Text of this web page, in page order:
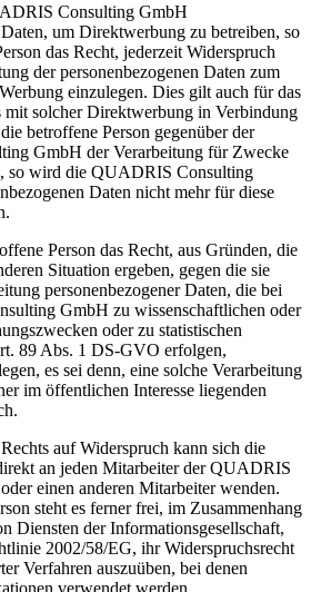
Consulting GmbH
um Direktwerbung zu betreiben, so
das Recht, jederzeit Widerspruch
der personenbezogenen Daten zum
einzulegen. Dies gilt auch für das
mit solcher Direktwerbung in Verbindung
betroffene Person gegenüber der
GmbH der Verarbeitung für Zwecke
so wird die QUADRIS Consulting
Daten nicht mehr für diese
Person das Recht, aus Gründen, die
Situation ergeben, gegen die sie
personenbezogener Daten, die bei
GmbH zu wissenschaftlichen oder
oder zu statistischen
89 Abs. 1 DS-GVO erfolgen,
es sei denn, eine solche Verarbeitung
im öffentlichen Interesse liegenden
auf Widerspruch kann sich die
an jeden Mitarbeiter der QUADRIS
einen anderen Mitarbeiter wenden.
steht es ferner frei, im Zusammenhang
Diensten der Informationsgesellschaft,
2002/58/EG, ihr Widerspruchsrecht
Verfahren auszuüben, bei denen
verwendet werden.